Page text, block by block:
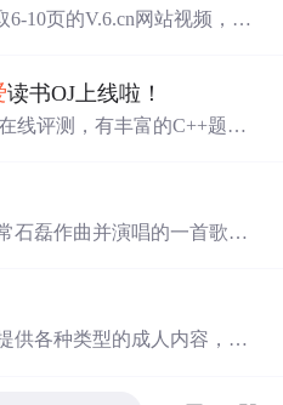
10页的V.6.cn网站视频，通
读书OJ上线啦！
线评测，有丰富的C++题
加域网址等信息。
石磊作曲并演唱的一首歌
供各种类型的成人内容，包